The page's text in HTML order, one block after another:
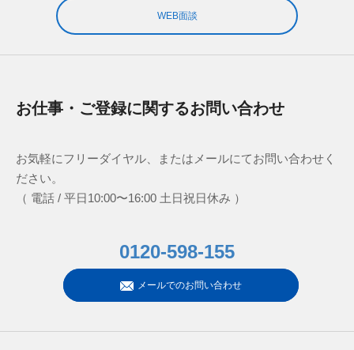
WEB面談
お仕事・ご登録に関するお問い合わせ
お気軽にフリーダイヤル、またはメールにてお問い合わせく
ださい。
（ 電話 / 平日10:00〜16:00 土日祝日休み ）
0120-598-155
メールでのお問い合わせ